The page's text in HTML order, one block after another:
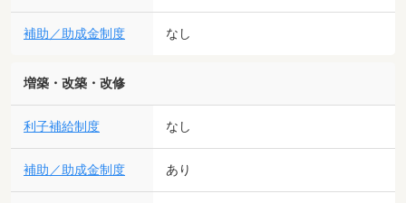
補助／助成金制度 なし
増築・改築・改修
利子補給制度 なし
補助／助成金制度 あり